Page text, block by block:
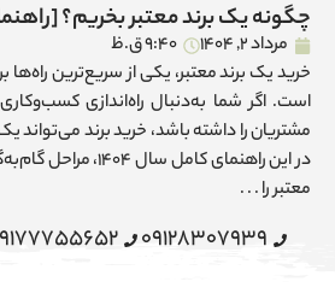
چگونه یک برند معتبر بخریم؟ [راهنمای
مرداد 2, 1404
9:40 ق.ظ
خرید یک برند معتبر، یکی از سریع‌ترین راه‌ها
است. اگر شما به‌دنبال راه‌اندازی
مشتریان را داشته باشد، خرید برند می‌تواند
در این راهنمای کامل
معتبر را . . .
09128307939